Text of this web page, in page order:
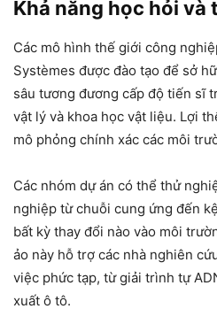
Khả năng học hỏi
Các mô hình thế giới công
Systèmes được đào tạo để sở
sâu tương đương cấp độ tiến sĩ
vật lý và khoa học vật liệu. Lợi
mô phỏng chính xác các môi
Các nhóm dự án có thể thử
nghiệp từ chuỗi cung ứng đến
bất kỳ thay đổi nào vào môi
ảo này hỗ trợ các nhà nghiên
việc phức tạp, từ giải trình tự
xuất ô tô.